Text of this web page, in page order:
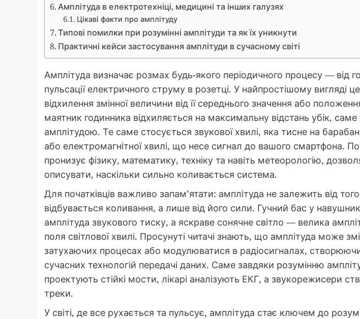
Амплітуда в електротехніці, медицині та інших галузях
Цікаві факти про амплітуду
Типові помилки при розумінні амплітуди та як їх уникнути
Практичні кейси застосування амплітуди в сучасному світі
Амплітуда визначає розмах будь-якого періодичного процесу — від
пульсації електричного струму в розетці. У найпростішому вигляді
відхилення змінної величини від її середнього значення або
маятник годинника відхиляється на максимальну відстань убік, саме
амплітудою. Те саме стосується звукової хвилі, яка тисне на
або електромагнітної хвилі, що несе сигнал до вашого смартфона.
пронизує фізику, математику, техніку та навіть метеорологію,
описувати, наскільки сильно коливається система.
Для початківців важливо запам’ятати: амплітуда не залежить від
відбувається коливання, а лише від його сили. Гучний бас у
амплітуда звукового тиску, а яскраве сонячне світло — велика
поля світлової хвилі. Просунуті читачі знають, що амплітуда може
затухаючих процесах або модулюватися в радіосигналах,
сучасних технологій передачі даних. Саме завдяки розумінню
проектують стійкі мости, лікарі аналізують ЕКГ, а звукорежисери
треки.
У світі, де все рухається та пульсує, амплітуда стає ключем до